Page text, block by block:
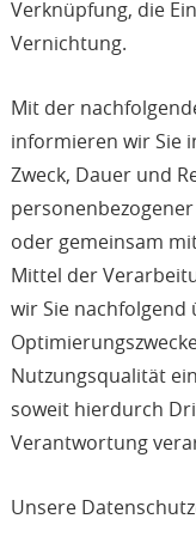
Verknüpfung, die
Vernichtung.
Mit der
informieren wir Sie
Zweck, Dauer und
oder gemeinsam
Mittel der
wir Sie nachfolgend
Nutzungsqualität
soweit hierdurch
Verantwortung
Unsere